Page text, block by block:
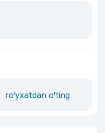
ro‘yxatdan o‘ting